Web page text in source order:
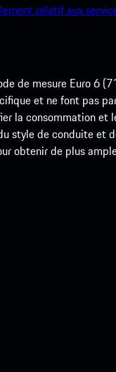
relatif aux
de mesure Euro 6
et ne font pas
la consommation et
style de conduite et
obtenir de plus